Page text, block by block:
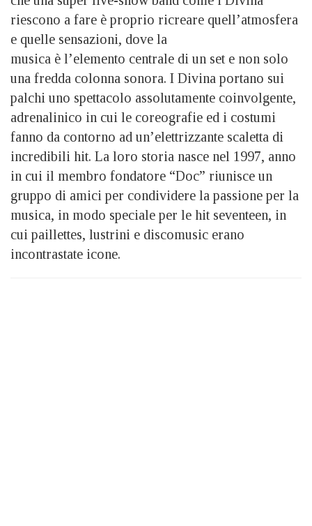
riescono a fare è proprio ricreare quell’atmosfera
e quelle sensazioni, dove la
musica è l’elemento centrale di un set e non solo
una fredda colonna sonora. I Divina portano sui
palchi uno spettacolo assolutamente coinvolgente,
adrenalinico in cui le coreografie ed i costumi
fanno da contorno ad un’elettrizzante scaletta di
incredibili hit. La loro storia nasce nel 1997, anno
in cui il membro fondatore “Doc” riunisce un
gruppo di amici per condividere la passione per la
musica, in modo speciale per le hit seventeen, in
cui paillettes, lustrini e discomusic erano
incontrastate icone.